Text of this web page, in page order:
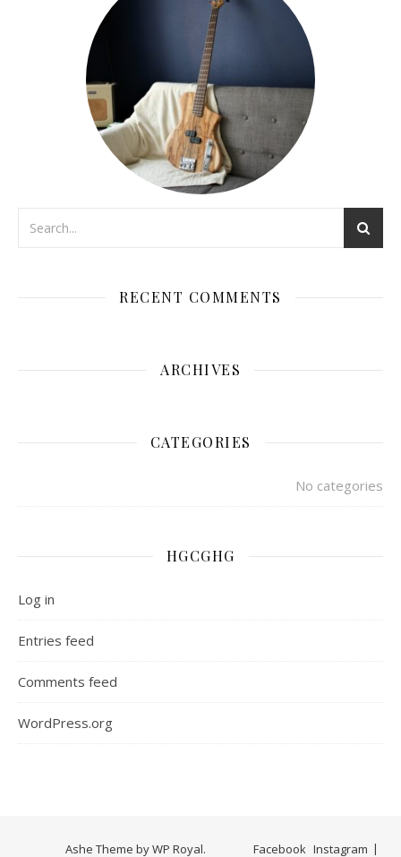
RECENT COMMENTS
ARCHIVES
CATEGORIES
No categories
HGCGHG
Log in
Entries feed
Comments feed
WordPress.org
Facebook Instagram
Ashe Theme byWP Royal.